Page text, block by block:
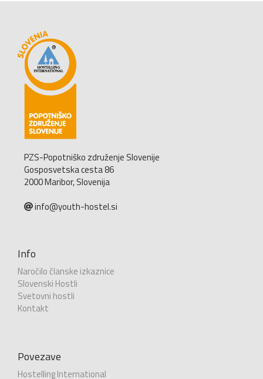
PZS-Popotniško združenje Slovenije
Gosposvetska cesta 86
2000 Maribor, Slovenija
info@youth-hostel.si
Info
Naročilo članske izkaznice
Slovenski Hostli
Svetovni hostli
Kontakt
Povezave
Hostelling International